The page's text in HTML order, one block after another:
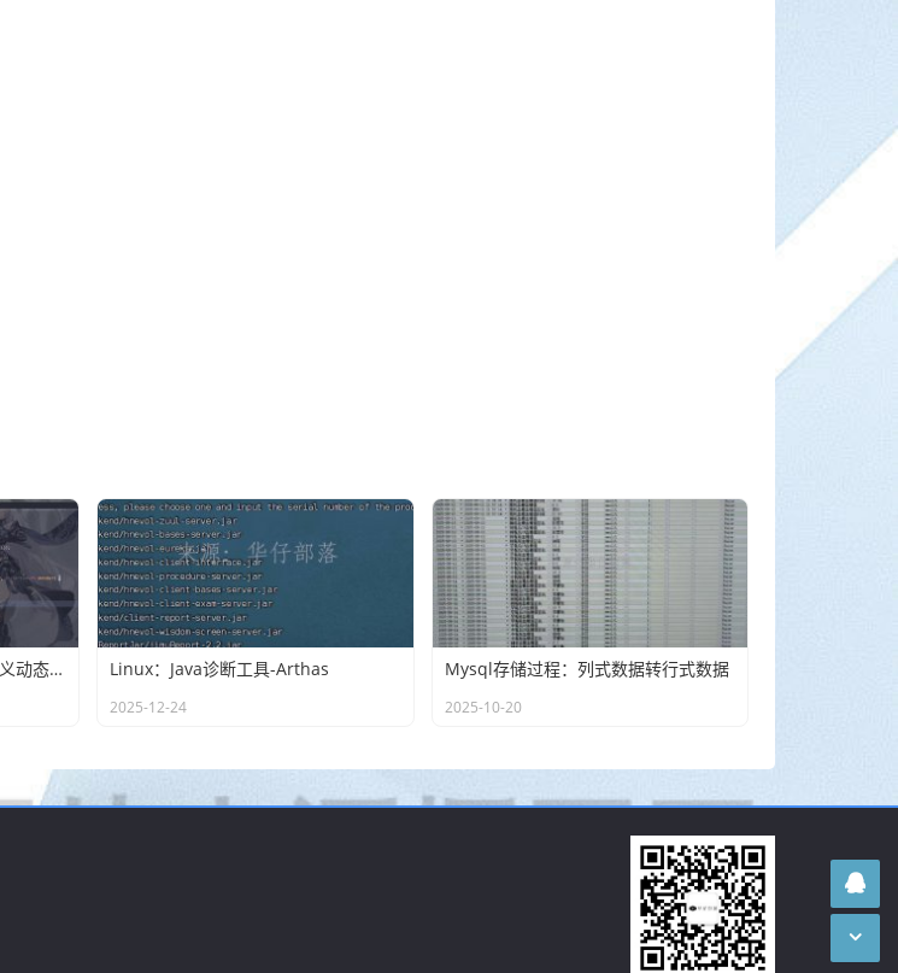
easyPoi多sheet页导出、自定义动态列(ExcelExportEntity) Linux：Java诊断工具-Arthas
2025-12-24
Mysql存储过程：列式数据转行式数据
2025-10-20